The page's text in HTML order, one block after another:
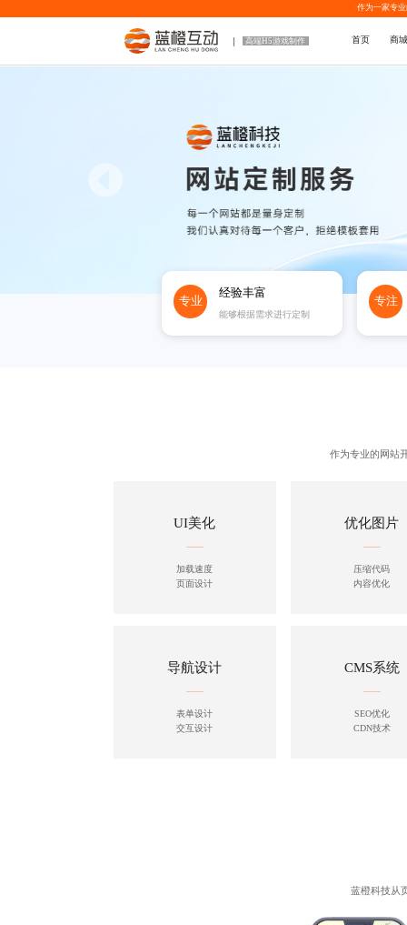
作为一家专业
高端H5游戏制作 首页 商
专业
经验丰富
能够根据需求进行定制
专注
作为专业的网站
UI美化
加载速度
页面设计
优化图片
压缩代码
内容优化
导航设计
表单设计
交互设计
CMS系统
SEO优化
CDN技术
蓝橙科技从